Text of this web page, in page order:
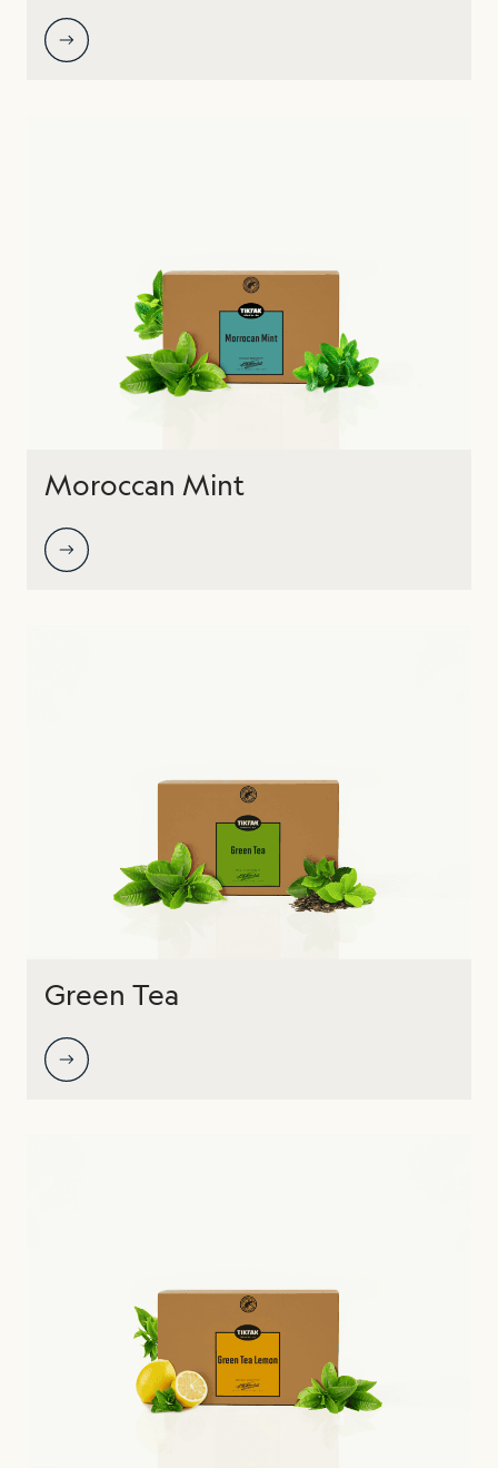
Moroccan Mint
Green Tea